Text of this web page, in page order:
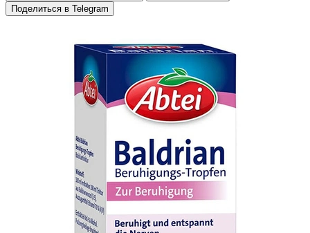
Поделиться в Telegram